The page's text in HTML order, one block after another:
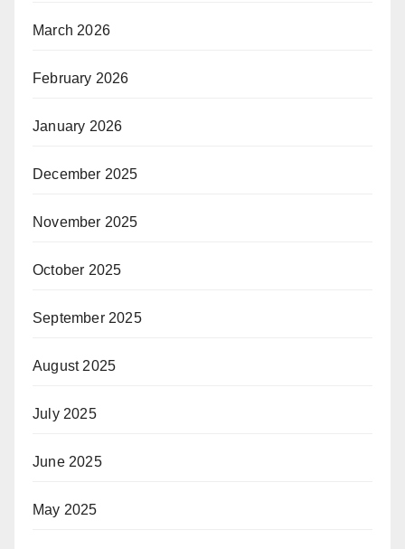
March 2026
February 2026
January 2026
December 2025
November 2025
October 2025
September 2025
August 2025
July 2025
June 2025
May 2025